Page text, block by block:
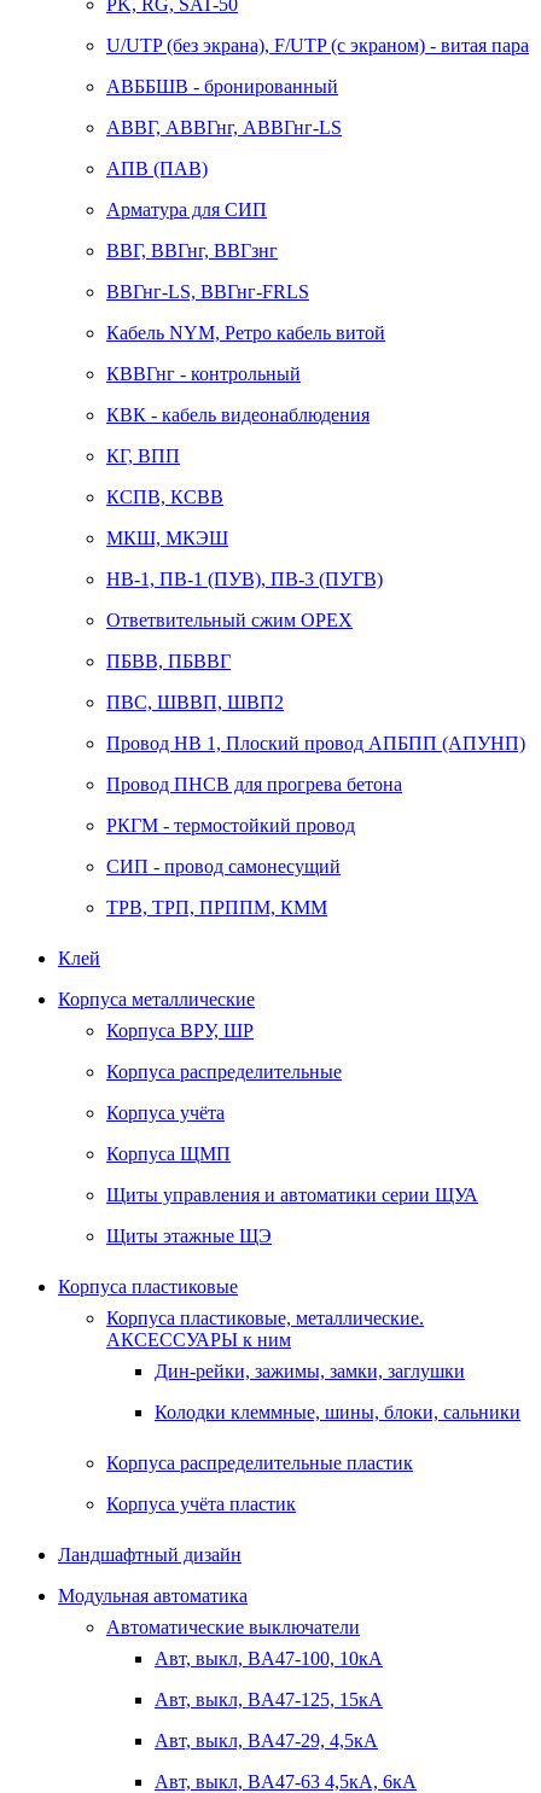
U/UTP (без экрана), F/UTP (с экраном) - витая пара
АВББШВ - бронированный
АВВГ, АВВГнг, АВВГнг-LS
АПВ (ПАВ)
Арматура для СИП
ВВГ, ВВГнг, ВВГзнг
ВВГнг-LS, ВВГнг-FRLS
Кабель NYM, Ретро кабель витой
КВВГнг - контрольный
КВК - кабель видеонаблюдения
КГ, ВПП
КСПВ, КСВВ
МКШ, МКЭШ
НВ-1, ПВ-1 (ПУВ), ПВ-3 (ПУГВ)
Ответвительный сжим ОРЕХ
ПБВВ, ПБВВГ
ПВС, ШВВП, ШВП2
Провод НВ 1, Плоский провод АПБПП (АПУНП)
Провод ПНСВ для прогрева бетона
РКГМ - термостойкий провод
СИП - провод самонесущий
ТРВ, ТРП, ПРППМ, КММ
Клей
Корпуса металлические
Корпуса ВРУ, ШР
Корпуса распределительные
Корпуса учёта
Корпуса ЩМП
Щиты управления и автоматики серии ЩУА
Щиты этажные ЩЭ
Корпуса пластиковые
Корпуса пластиковые, металлические.
АКСЕССУАРЫ к ним
Дин-рейки, зажимы, замки, заглушки
Колодки клеммные, шины, блоки, сальники
Корпуса распределительные пластик
Корпуса учёта пластик
Ландшафтный дизайн
Модульная автоматика
Автоматические выключатели
Авт, выкл, BA47-100, 10кА
Авт, выкл, BA47-125, 15кА
Авт, выкл, BA47-29, 4,5кА
Авт, выкл, BA47-63 4,5кА, 6кА